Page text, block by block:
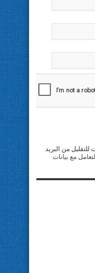
من البريد
مع بيانات